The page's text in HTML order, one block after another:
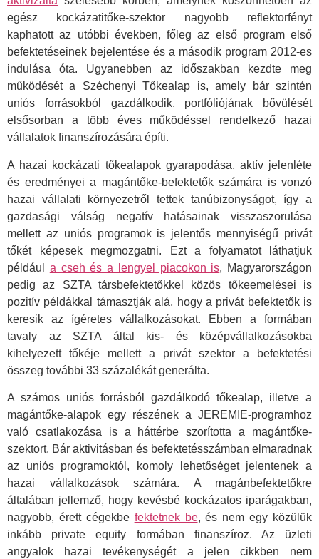
egész kockázatitőke-szektor nagyobb reflektorfényt
kaphatott az utóbbi években, főleg az első program első
befektetéseinek bejelentése és a második program 2012-es
indulása óta. Ugyanebben az időszakban kezdte meg
működését a Széchenyi Tőkealap is, amely bár szintén
uniós forrásokból gazdálkodik, portfóliójának bővülését
elsősorban a több éves működéssel rendelkező hazai
vállalatok finanszírozására építi.
A hazai kockázati tőkealapok gyarapodása, aktív jelenléte
és eredményei a magántőke-befektetők számára is vonzó
hazai vállalati környezetről tettek tanúbizonyságot, így a
gazdasági válság negatív hatásainak visszaszorulása
mellett az uniós programok is jelentős mennyiségű privát
tőkét képesek megmozgatni. Ezt a folyamatot láthatjuk
például a cseh és a lengyel piacokon is, Magyarországon
pedig az SZTA társbefektetőkkel közös tőkeemelései is
pozitív példákkal támasztják alá, hogy a privát befektetők is
keresik az ígéretes vállalkozásokat. Ebben a formában
tavaly az SZTA által kis- és középvállalkozásokba
kihelyezett tőkéje mellett a privát szektor a befektetési
összeg további 33 százalékát generálta.
A számos uniós forrásból gazdálkodó tőkealap, illetve a
magántőke-alapok egy részének a JEREMIE-programhoz
való csatlakozása is a háttérbe szorította a magántőke-
szektort. Bár aktivitásban és befektetésszámban elmaradnak
az uniós programoktól, komoly lehetőséget jelentenek a
hazai vállalkozások számára. A magánbefektetőkre
általában jellemző, hogy kevésbé kockázatos iparágakban,
nagyobb, érett cégekbe fektetnek be, és nem egy közülük
inkább private equity formában finanszíroz. Az üzleti
angyalok hazai tevékenységét a jelen cikkben nem